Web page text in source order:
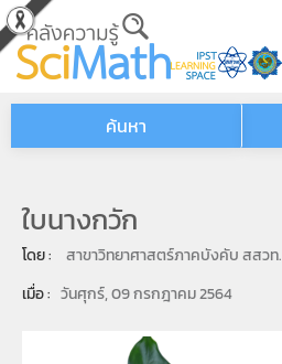
Skip to main content
ค้นหา
ใบนางกวัก
โดย : สาขาวิทยาศาสตร์ภาคบังคับ สสวท.
เมื่อ : วันศุกร์, 09 กรกฎาคม 2564